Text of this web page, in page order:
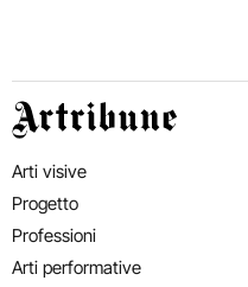
Artribune
Arti visive
Progetto
Professioni
Arti performative